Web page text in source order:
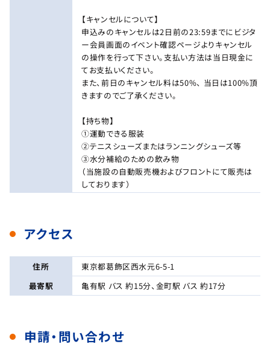
【キャンセルについて】
申込みのキャンセルは2日前の23:59までにビジタ
ー会員画面のイベント確認ページよりキャンセル
の操作を行って下さい。支払い方法は当日現金に
てお支払いください。
また、前日のキャンセル料は50%、 当日は100%頂
きますのでご了承ください。
【持ち物】
①運動できる服装
②テニスシューズまたはランニングシューズ等
③水分補給のための飲み物
（当施設の自動販売機およびフロントにて販売は
しております）
アクセス
住所
東京都葛飾区西水元6-5-1
最寄駅
亀有駅 バス 約15分、金町駅 バス 約17分
申請・問い合わせ